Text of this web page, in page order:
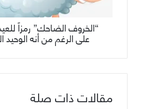
“الخروف الضاحك” رمزاً
على الرغم من أنه
مقالات ذات صلة